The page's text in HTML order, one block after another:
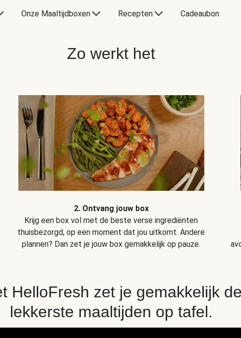
Onze Maaltijdboxen Recepten Cadeaubon
Zo werkt het
2. Ontvang jouw box
Krijg een box vol met de beste verse ingrediënten
thuisbezorgd, op een moment dat jou uitkomt. Andere
plannen? Dan zet je jouw box gemakkelijk op pauze.
HelloFresh zet je gemakkelijk de
lekkerste maaltijden op tafel.